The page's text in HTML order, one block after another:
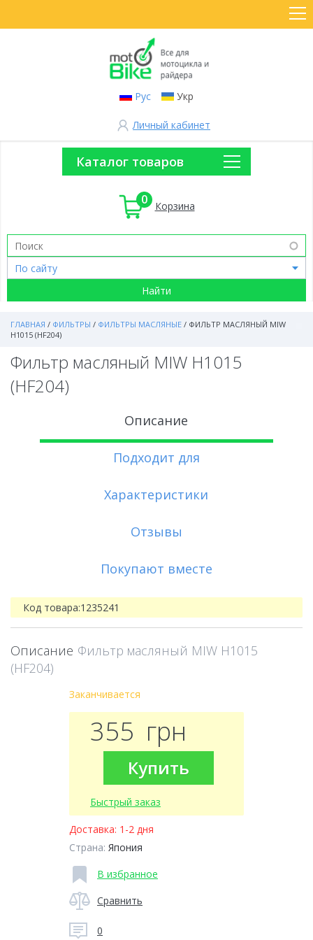
Рус Укр
Личный кабинет
Каталог товаров
0 Корзина
ГЛАВНАЯ / ФИЛЬТРЫ / ФИЛЬТРЫ МАСЛЯНЫЕ / ФИЛЬТР МАСЛЯНЫЙ MIW
H1015 (HF204)
Фильтр масляный MIW H1015
(HF204)
Описание
Подходит для
Характеристики
Отзывы
Покупают вместе
Код товара:1235241
Описание Фильтр масляный MIW H1015
(HF204)
Заканчивается
355 грн
Купить
Быстрый заказ
Доставка: 1-2 дня
Страна: Япония
В избранное
Сравнить
0